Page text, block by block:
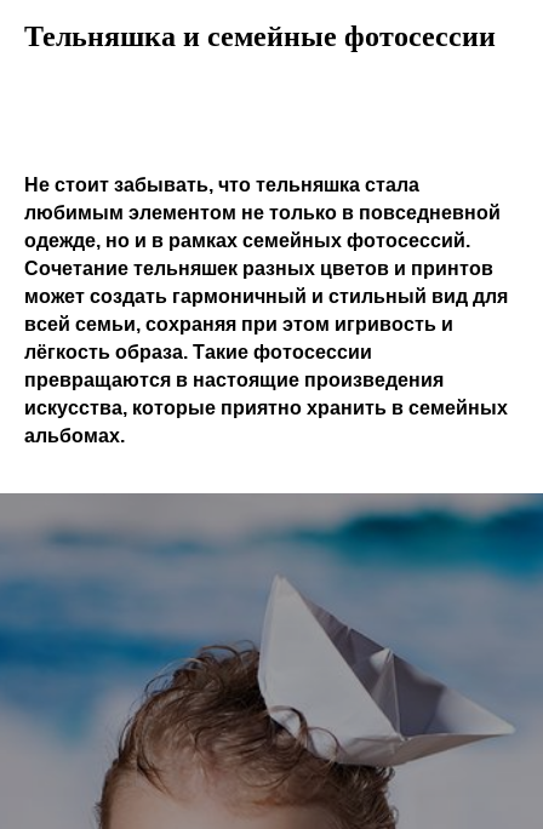
Тельняшка и семейные фотосессии
Не стоит забывать, что тельняшка стала
любимым элементом не только в повседневной
одежде, но и в рамках семейных фотосессий.
Сочетание тельняшек разных цветов и принтов
может создать гармоничный и стильный вид для
всей семьи, сохраняя при этом игривость и
лёгкость образа. Такие фотосессии
превращаются в настоящие произведения
искусства, которые приятно хранить в семейных
альбомах.